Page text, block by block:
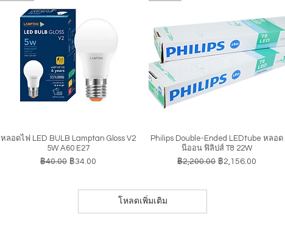
ดูข้อมูลด่วน
หลอดไฟ LED BULB Lamptan Gloss V2
5W A60 E27
ราคาปกติ
฿40.00 ราคาขายลด
฿34.00
ดูข้อมูลด่วน
Philips Double-Ended LEDtube หลอด
นีออน ฟิลิปส์ T8 22W
ราคาปกติ
฿2,200.00 ราคาขายลด
฿2,156.00
โหลดเพิ่มเติม